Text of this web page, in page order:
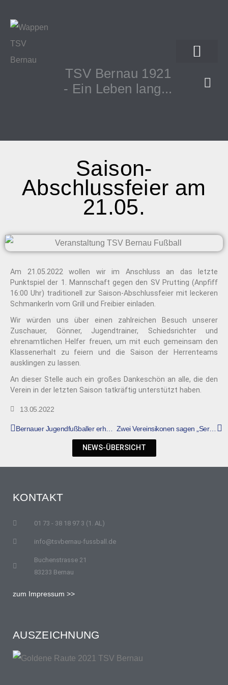
TSV Bernau 1921
- Ein Leben lang...
Saison-
Abschlussfeier am
21.05.
Am 21.05.2022 wollen wir im Anschluss an das letzte
Punktspiel der 1. Mannschaft gegen den SV Prutting (Anpfiff
16:00 Uhr) traditionell zur Saison-Abschlussfeier mit leckeren
Schmankerln vom Grill und Freibier einladen.
Wir würden uns über einen zahlreichen Besuch unserer
Zuschauer, Gönner, Jugendtrainer, Schiedsrichter und
ehrenamtlichen Helfer freuen, um mit euch gemeinsam den
Klassenerhalt zu feiern und die Saison der Herrenteams
ausklingen zu lassen.
An dieser Stelle auch ein großes Dankeschön an alle, die den
Verein in der letzten Saison tatkräftig unterstützt haben.
13.05.2022
Zwei Vereinsikonen sagen „Servus“
NEWS-ÜBERSICHT
KONTAKT
01 73 - 38 18 97 3 (1. AL)
info@tsvbernau-fussball.de
Buchenstrasse 21
83233 Bernau
zum Impressum >>
AUSZEICHNUNG